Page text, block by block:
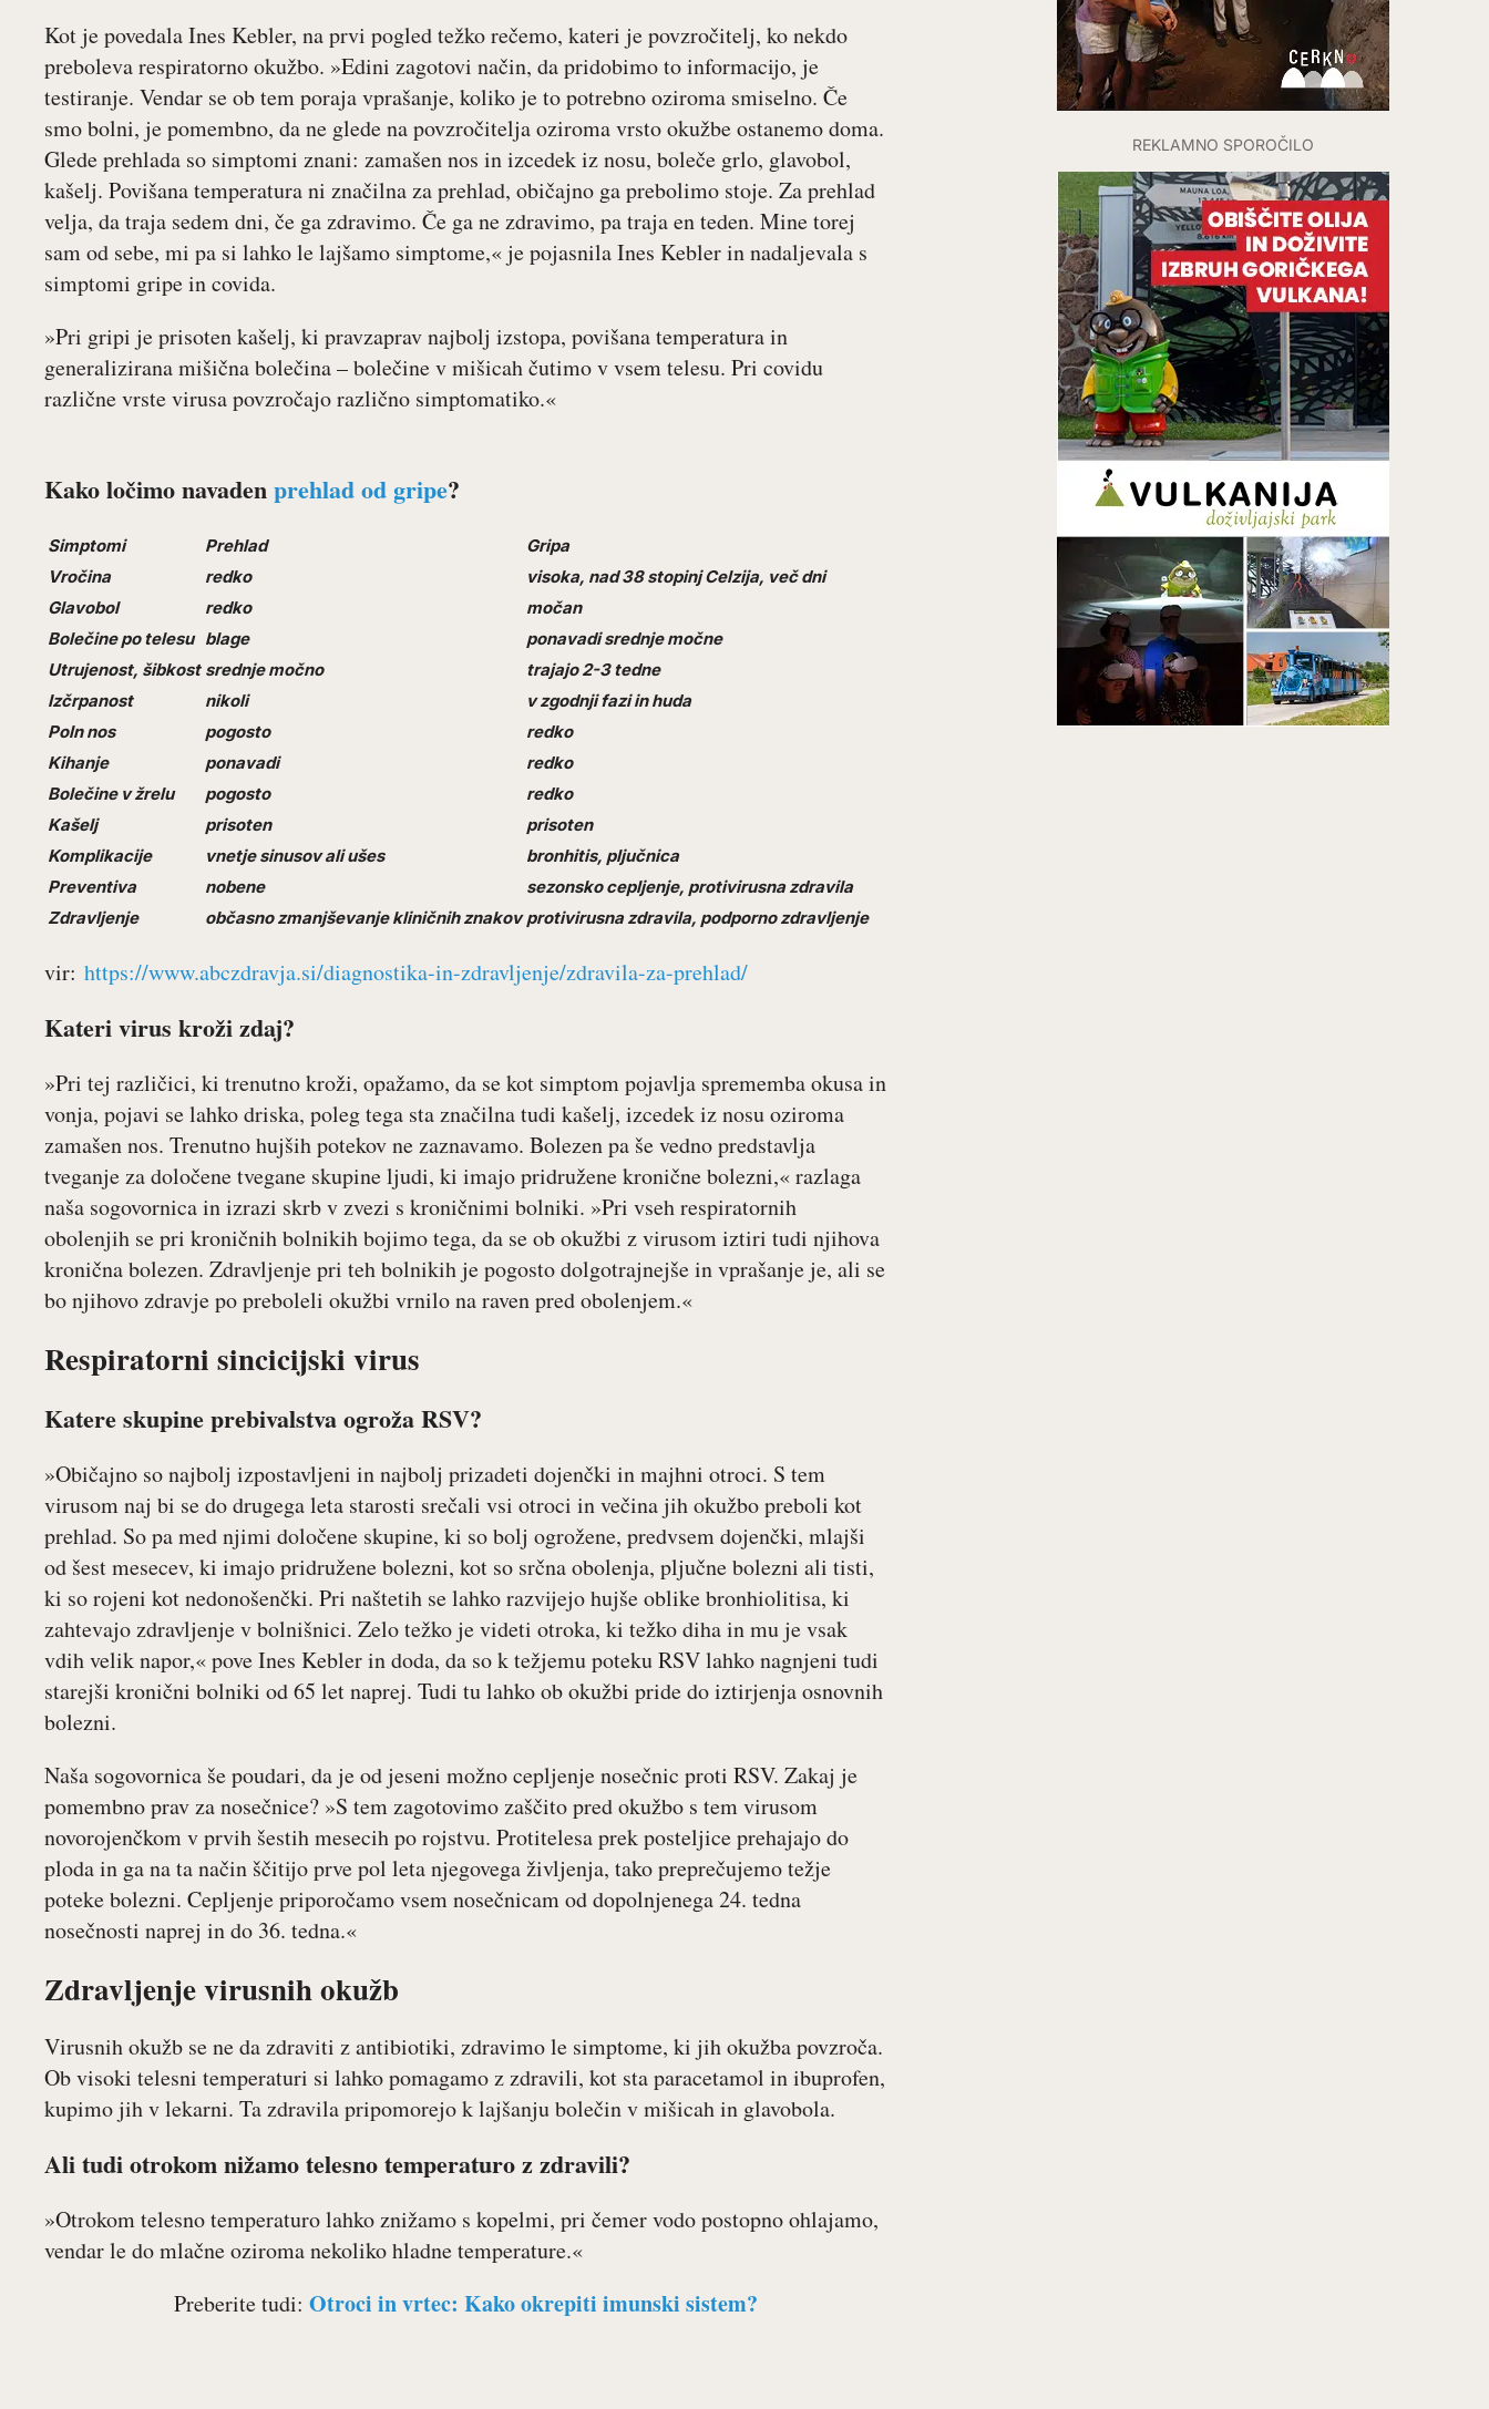
Kot je povedala Ines Kebler, na prvi pogled težko rečemo, kateri je povzročitelj, ko nekdo
preboleva respiratorno okužbo. »Edini zagotovi način, da pridobimo to informacijo, je
testiranje. Vendar se ob tem poraja vprašanje, koliko je to potrebno oziroma smiselno. Če
smo bolni, je pomembno, da ne glede na povzročitelja oziroma vrsto okužbe ostanemo doma.
Glede prehlada so simptomi znani: zamašen nos in izcedek iz nosu, boleče grlo, glavobol,
kašelj. Povišana temperatura ni značilna za prehlad, običajno ga prebolimo stoje. Za prehlad
velja, da traja sedem dni, če ga zdravimo. Če ga ne zdravimo, pa traja en teden. Mine torej
sam od sebe, mi pa si lahko le lajšamo simptome,« je pojasnila Ines Kebler in nadaljevala s
simptomi gripe in covida.
»Pri gripi je prisoten kašelj, ki pravzaprav najbolj izstopa, povišana temperatura in
generalizirana mišična bolečina – bolečine v mišicah čutimo v vsem telesu. Pri covidu
različne vrste virusa povzročajo različno simptomatiko.«
Kako ločimo navadenprehlad od gripe?
Simptomi Prehlad
Gripa
Vročina
redko
visoka, nad 38 stopinj Celzija, več dni
Glavobol
redko
močan
Bolečine po telesu blage
ponavadi srednje močne
Utrujenost, šibkost srednje močno
trajajo 2-3 tedne
Izčrpanost
nikoli
v zgodnji fazi in huda
Poln nos
pogosto
redko
Kihanje
ponavadi
redko
Bolečine v žrelu
pogosto
redko
Kašelj
prisoten
prisoten
Komplikacije
vnetje sinusov ali ušes
bronhitis, pljučnica
Preventiva
nobene
sezonsko cepljenje, protivirusna zdravila
Zdravljenje
občasno zmanjševanje kliničnih znakov protivirusna zdravila, podporno zdravljenje
vir: https://www.abczdravja.si/diagnostika-in-zdravljenje/zdravila-za-prehlad/
Kateri virus kroži zdaj?
»Pri tej različici, ki trenutno kroži, opažamo, da se kot simptom pojavlja sprememba okusa in
vonja, pojavi se lahko driska, poleg tega sta značilna tudi kašelj, izcedek iz nosu oziroma
zamašen nos. Trenutno hujših potekov ne zaznavamo. Bolezen pa še vedno predstavlja
tveganje za določene tvegane skupine ljudi, ki imajo pridružene kronične bolezni,« razlaga
naša sogovornica in izrazi skrb v zvezi s kroničnimi bolniki. »Pri vseh respiratornih
obolenjih se pri kroničnih bolnikih bojimo tega, da se ob okužbi z virusom iztiri tudi njihova
kronična bolezen. Zdravljenje pri teh bolnikih je pogosto dolgotrajnejše in vprašanje je, ali se
bo njihovo zdravje po preboleli okužbi vrnilo na raven pred obolenjem.«
Respiratorni sincicijski virus
Katere skupine prebivalstva ogroža RSV?
»Običajno so najbolj izpostavljeni in najbolj prizadeti dojenčki in majhni otroci. S tem
virusom naj bi se do drugega leta starosti srečali vsi otroci in večina jih okužbo preboli kot
prehlad. So pa med njimi določene skupine, ki so bolj ogrožene, predvsem dojenčki, mlajši
od šest mesecev, ki imajo pridružene bolezni, kot so srčna obolenja, pljučne bolezni ali tisti,
ki so rojeni kot nedonošenčki. Pri naštetih se lahko razvijejo hujše oblike bronhiolitisa, ki
zahtevajo zdravljenje v bolnišnici. Zelo težko je videti otroka, ki težko diha in mu je vsak
vdih velik napor,« pove Ines Kebler in doda, da so k težjemu poteku RSV lahko nagnjeni tudi
starejši kronični bolniki od 65 let naprej. Tudi tu lahko ob okužbi pride do iztirjenja osnovnih
bolezni.
Naša sogovornica še poudari, da je od jeseni možno cepljenje nosečnic proti RSV. Zakaj je
pomembno prav za nosečnice? »S tem zagotovimo zaščito pred okužbo s tem virusom
novorojenčkom v prvih šestih mesecih po rojstvu. Protitelesa prek posteljice prehajajo do
ploda in ga na ta način ščitijo prve pol leta njegovega življenja, tako preprečujemo težje
poteke bolezni. Cepljenje priporočamo vsem nosečnicam od dopolnjenega 24. tedna
nosečnosti naprej in do 36. tedna.«
Zdravljenje virusnih okužb
Virusnih okužb se ne da zdraviti z antibiotiki, zdravimo le simptome, ki jih okužba povzroča.
Ob visoki telesni temperaturi si lahko pomagamo z zdravili, kot sta paracetamol in ibuprofen,
kupimo jih v lekarni. Ta zdravila pripomorejo k lajšanju bolečin v mišicah in glavobola.
Ali tudi otrokom nižamo telesno temperaturo z zdravili?
»Otrokom telesno temperaturo lahko znižamo s kopelmi, pri čemer vodo postopno ohlajamo,
vendar le do mlačne oziroma nekoliko hladne temperature.«
Preberite tudi: Otroci in vrtec: Kako okrepiti imunski sistem?
REKLAMNO SPOROČILO